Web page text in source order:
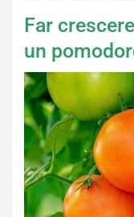
Far
un